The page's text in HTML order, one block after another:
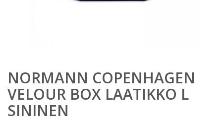
NORMANN COPENHAGEN
VELOUR BOX LAATIKKO L
SININEN